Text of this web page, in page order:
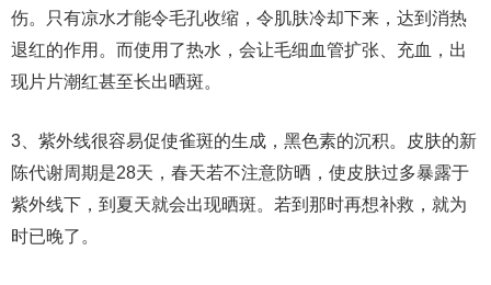
伤。只有凉水才能令毛孔收缩，令肌肤冷却下来，达到消热
退红的作用。而使用了热水，会让毛细血管扩张、充血，出
现片片潮红甚至长出晒斑。
3、紫外线很容易促使雀斑的生成，黑色素的沉积。皮肤的新
陈代谢周期是28天，春天若不注意防晒，使皮肤过多暴露于
紫外线下，到夏天就会出现晒斑。若到那时再想补救，就为
时已晚了。